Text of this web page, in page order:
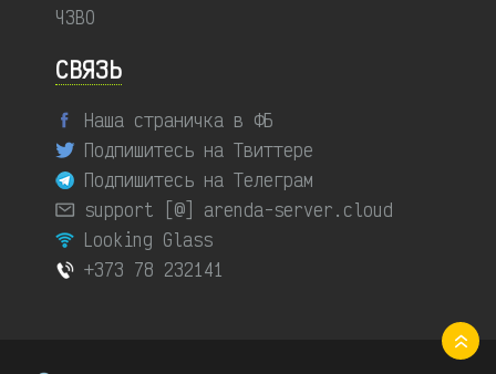
ЧЗВО
СВЯЗЬ
Наша страничка в ФБ
Подпишитесь на Твиттере
Подпишитесь на Телеграм
support [@] arenda-server.cloud
Looking Glass
+373 78 232141